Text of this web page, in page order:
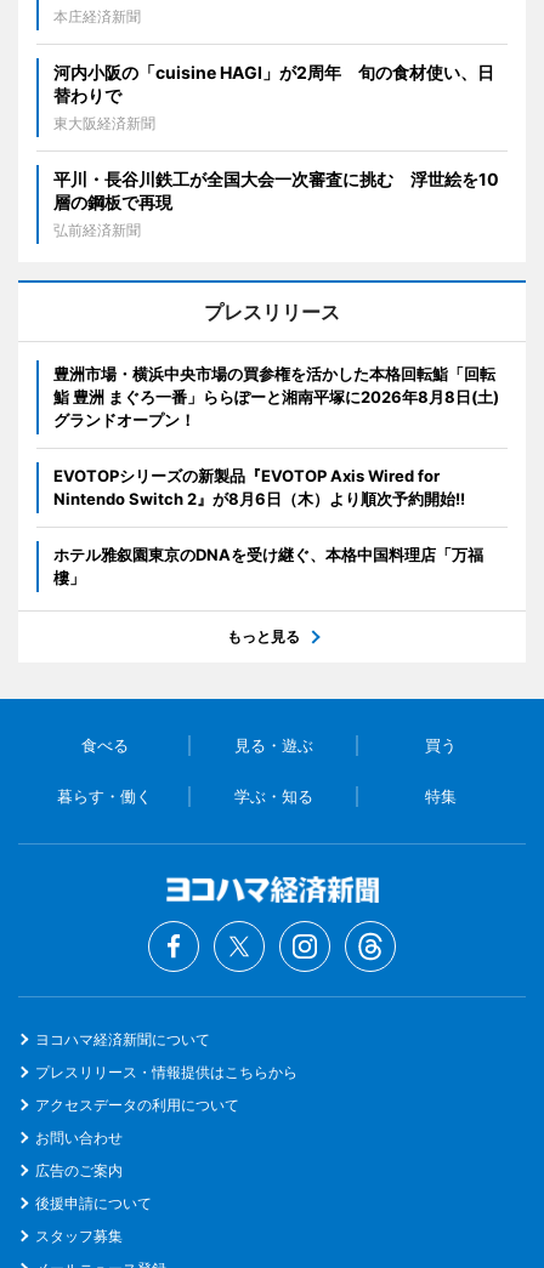
本庄経済新聞
河内小阪の「cuisine HAGI」が2周年 旬の食材使い、日
替わりで
東大阪経済新聞
平川・長谷川鉄工が全国大会一次審査に挑む 浮世絵を10
層の鋼板で再現
弘前経済新聞
プレスリリース
豊洲市場・横浜中央市場の買参権を活かした本格回転鮨「回転
鮨 豊洲 まぐろ一番」ららぽーと湘南平塚に2026年8月8日(土)
グランドオープン！
EVOTOPシリーズの新製品『EVOTOP Axis Wired for
Nintendo Switch 2』が8月6日（木）より順次予約開始!!
ホテル雅叙園東京のDNAを受け継ぐ、本格中国料理店「万福
樓」
もっと見る
食べる 見る・遊ぶ 買う
暮らす・働く 学ぶ・知る 特集
ヨコハマ経済新聞について
プレスリリース・情報提供はこちらから
アクセスデータの利用について
お問い合わせ
広告のご案内
後援申請について
スタッフ募集